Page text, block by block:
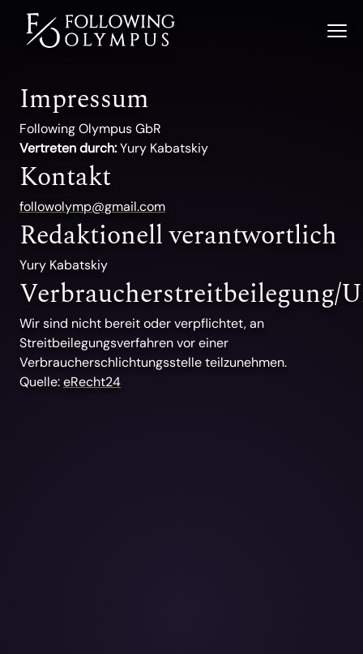
Impressum
Following Olympus GbR
Vertreten durch:Yury Kabatskiy
Kontakt
followolymp@gmail.com
Redaktionell verantwortlich
Yury Kabatskiy
Verbraucherstreitbeilegung/
Wir sind nicht bereit oder verpflichtet, an
Streitbeilegungsverfahren vor einer
Verbraucherschlichtungsstelle teilzunehmen.
Quelle:eRecht24